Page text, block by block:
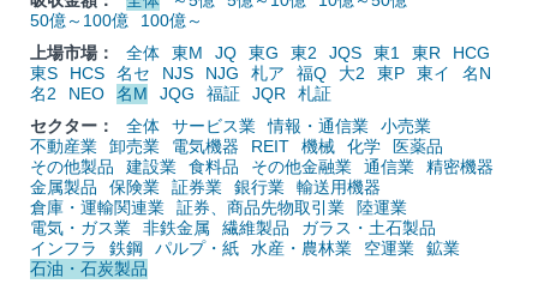
50億～100億
100億～
上場市場：
全体 東M JQ 東G 東2 JQS 東1 東R
HCG
東S
HCS 名セ NJS NJG 札ア 福Q 大2 東P 東イ
名N
名2
NEO 名M JQG 福証 JQR
札証
セクター：
全体 サービス業 情報・通信業
小売業
不動産業
卸売業 電気機器 REIT 機械 化学
医薬品
その他製品
建設業 食料品 その他金融業 通信業
精密機器
金属製品
保険業 証券業 銀行業
輸送用機器
倉庫・運輸関連業
証券、商品先物取引業
陸運業
電気・ガス業
非鉄金属 繊維製品
ガラス・土石製品
インフラ
鉄鋼 パルプ・紙 水産・農林業 空運業
鉱業
石油・石炭製品